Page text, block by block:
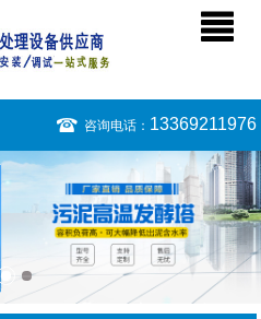
咨询电话： 13369211976